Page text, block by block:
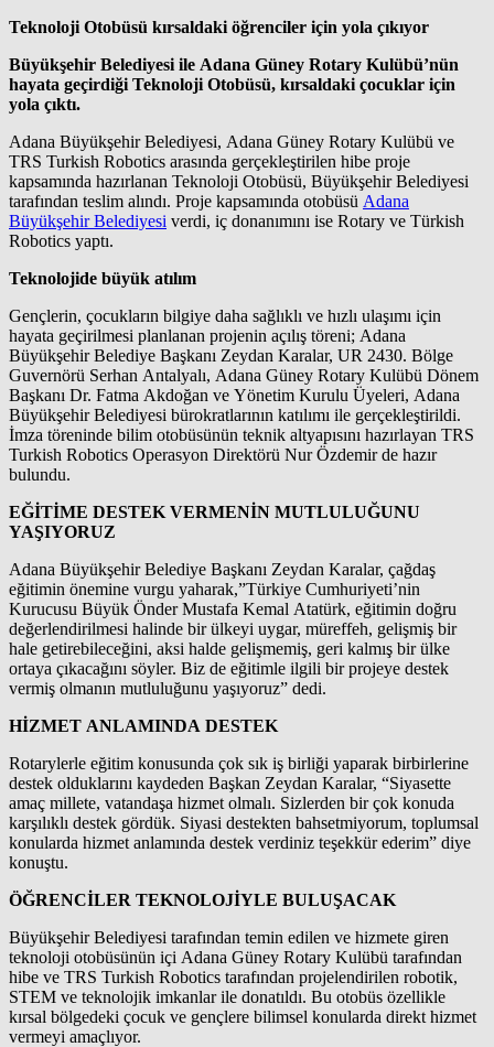
Teknoloji Otobüsü kırsaldaki öğrenciler için yola çıkıyor
Büyükşehir Belediyesi ile Adana Güney Rotary Kulübü’nün
hayata geçirdiği Teknoloji Otobüsü, kırsaldaki çocuklar için
yola çıktı.
Adana Büyükşehir Belediyesi, Adana Güney Rotary Kulübü ve
TRS Turkish Robotics arasında gerçekleştirilen hibe proje
kapsamında hazırlanan Teknoloji Otobüsü, Büyükşehir Belediyesi
tarafından teslim alındı. Proje kapsamında otobüsü Adana
Büyükşehir Belediyesi verdi, iç donanımını ise Rotary ve Türkish
Robotics yaptı.
Teknolojide büyük atılım
Gençlerin, çocukların bilgiye daha sağlıklı ve hızlı ulaşımı için
hayata geçirilmesi planlanan projenin açılış töreni; Adana
Büyükşehir Belediye Başkanı Zeydan Karalar, UR 2430. Bölge
Guvernörü Serhan Antalyalı, Adana Güney Rotary Kulübü Dönem
Başkanı Dr. Fatma Akdoğan ve Yönetim Kurulu Üyeleri, Adana
Büyükşehir Belediyesi bürokratlarının katılımı ile gerçekleştirildi.
İmza töreninde bilim otobüsünün teknik altyapısını hazırlayan TRS
Turkish Robotics Operasyon Direktörü Nur Özdemir de hazır
bulundu.
EĞİTİME DESTEK VERMENİN MUTLULUĞUNU
YAŞIYORUZ
Adana Büyükşehir Belediye Başkanı Zeydan Karalar, çağdaş
eğitimin önemine vurgu yaharak,”Türkiye Cumhuriyeti’nin
Kurucusu Büyük Önder Mustafa Kemal Atatürk, eğitimin doğru
değerlendirilmesi halinde bir ülkeyi uygar, müreffeh, gelişmiş bir
hale getirebileceğini, aksi halde gelişmemiş, geri kalmış bir ülke
ortaya çıkacağını söyler. Biz de eğitimle ilgili bir projeye destek
vermiş olmanın mutluluğunu yaşıyoruz” dedi.
HİZMET ANLAMINDA DESTEK
Rotarylerle eğitim konusunda çok sık iş birliği yaparak birbirlerine
destek olduklarını kaydeden Başkan Zeydan Karalar, “Siyasette
amaç millete, vatandaşa hizmet olmalı. Sizlerden bir çok konuda
karşılıklı destek gördük. Siyasi destekten bahsetmiyorum, toplumsal
konularda hizmet anlamında destek verdiniz teşekkür ederim” diye
konuştu.
ÖĞRENCİLER TEKNOLOJİYLE BULUŞACAK
Büyükşehir Belediyesi tarafından temin edilen ve hizmete giren
teknoloji otobüsünün içi Adana Güney Rotary Kulübü tarafından
hibe ve TRS Turkish Robotics tarafından projelendirilen robotik,
STEM ve teknolojik imkanlar ile donatıldı. Bu otobüs özellikle
kırsal bölgedeki çocuk ve gençlere bilimsel konularda direkt hizmet
vermeyi amaçlıyor.